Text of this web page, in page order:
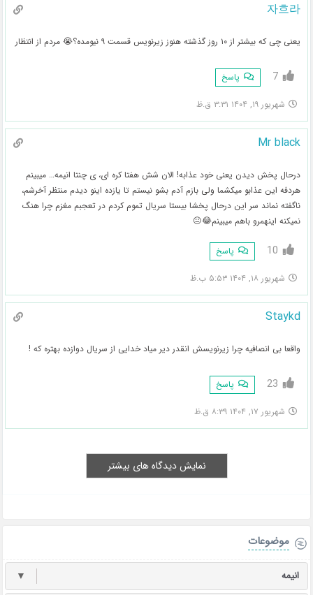
자흐라
یعنی چی که بیشتر از ۱۰ روز گذشته هنوز زیرنویس قسمت ۹ نیومده؟😭 مردم از انتظار
7 پاسخ
شهریور ۱۹, ۱۴۰۴ ۳:۳۱ ق.ظ
Mr black
درحال پخش دیدن یعنی خود عذابه! الان شش هفتا کره ای، ی چنتا انیمه… میبینم
هردفه این عذابو میکشما ولی بازم آدم بشو نیستم تا یازده اینو دیدم منتظر آخرشم،
ناگفته نماند سر این درحال پخشا بیستا سریال تموم کردم در تعجبم مغزم چرا هنگ
نمیکنه اینهمرو باهم میبینم😂😐
10 پاسخ
شهریور ۱۸, ۱۴۰۴ ۵:۵۳ ب.ظ
Staykd
واقعا بی انصافیه چرا زیرنویسش انقدر دیر میاد خدایی از سریال دوازده بهتره که !
23 پاسخ
شهریور ۱۷, ۱۴۰۴ ۸:۳۹ ق.ظ
نمایش دیدگاه های بیشتر
موضوعات
انیمه ▼